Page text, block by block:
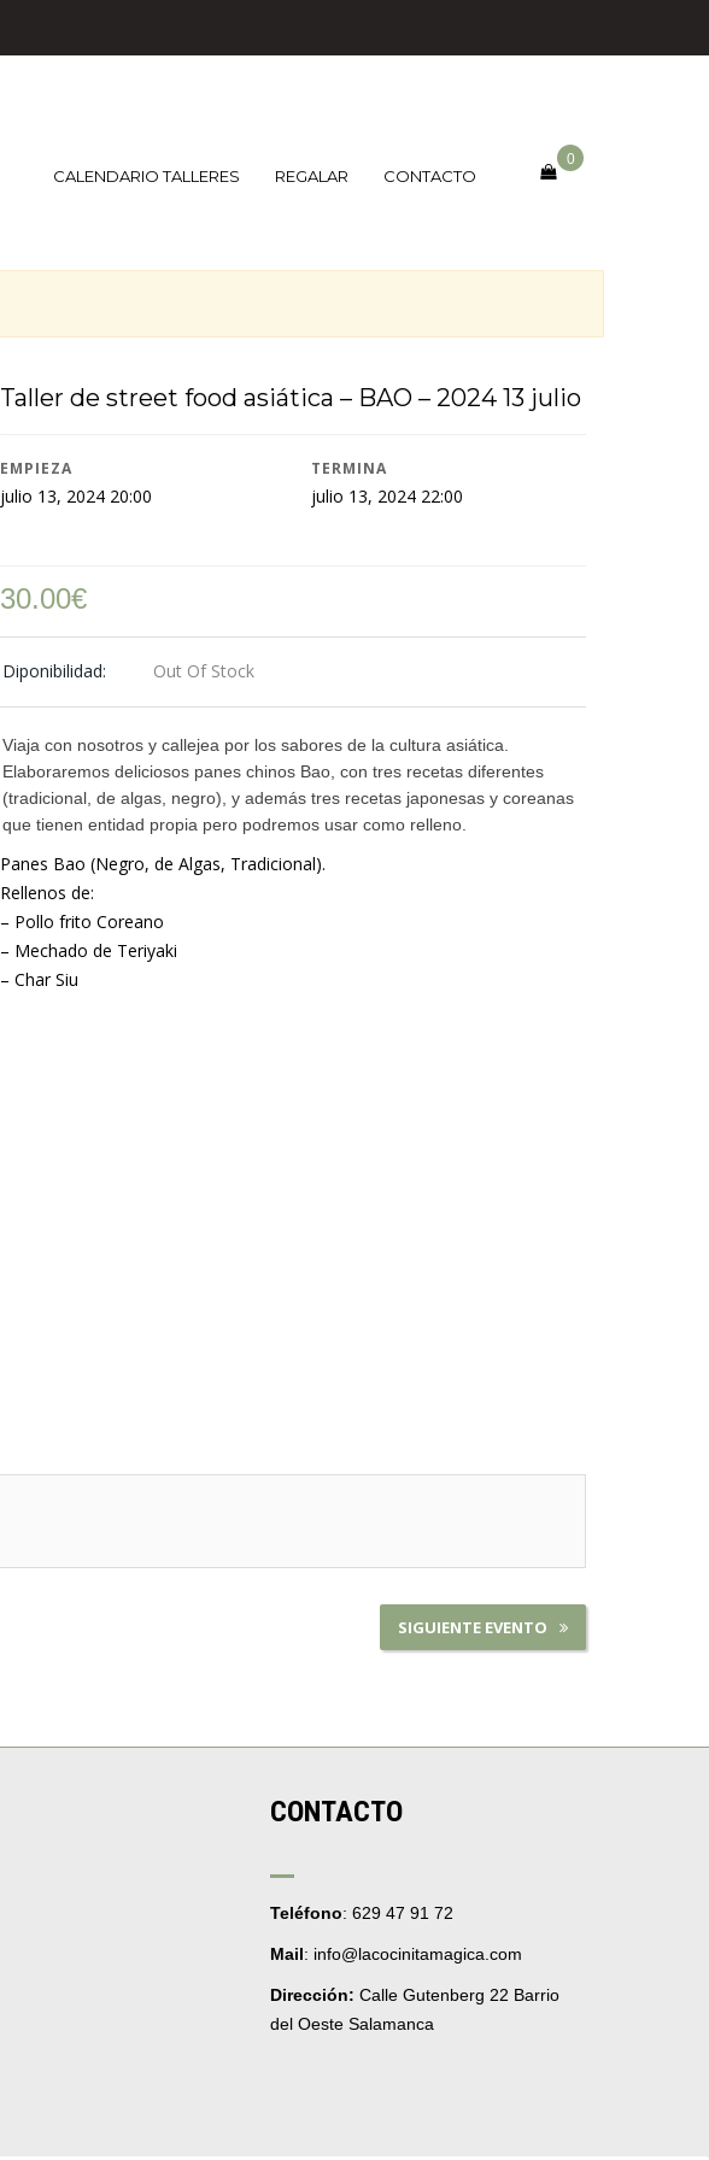
CALENDARIO TALLERES REGALAR CONTACTO
0
Taller de street food asiática – BAO – 2024 13 julio
EMPIEZA
julio 13, 2024 20:00
TERMINA
julio 13, 2024 22:00
30.00€
Diponibilidad: Out Of Stock
Viaja con nosotros y callejea por los sabores de la cultura asiática.
Elaboraremos deliciosos panes chinos Bao, con tres recetas diferentes
(tradicional, de algas, negro), y además tres recetas japonesas y coreanas
que tienen entidad propia pero podremos usar como relleno.
Panes Bao (Negro, de Algas, Tradicional).
Rellenos de:
– Pollo frito Coreano
– Mechado de Teriyaki
– Char Siu
SIGUIENTE EVENTO
CONTACTO
Teléfono: 629 47 91 72
Mail: info@lacocinitamagica.com
Dirección: Calle Gutenberg 22 Barrio
del Oeste Salamanca